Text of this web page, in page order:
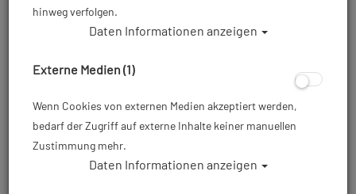
Verlängerung für Schiene
TR-04 - Restposten
Suunto D4/D4i - Schwarz
hinweg verfolgen.
Daten Informationen anzeigen
Externe Medien (1)
Wenn Cookies von externen Medien akzeptiert werden,
bedarf der Zugriff auf externe Inhalte keiner manuellen
Zustimmung mehr.
Daten Informationen anzeigen